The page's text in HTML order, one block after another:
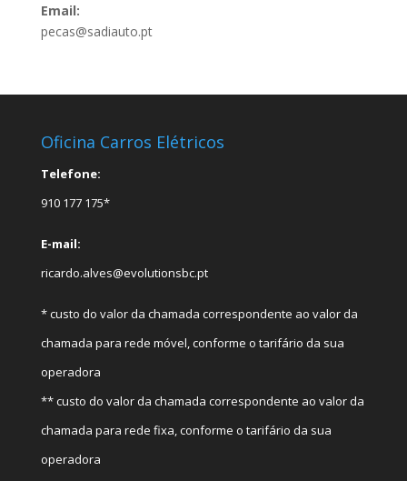
Email:
pecas@sadiauto.pt
Oficina Carros Elétricos
Telefone:
910 177 175*
E-mail:
ricardo.alves@evolutionsbc.pt
* custo do valor da chamada correspondente ao valor da
chamada para rede móvel, conforme o tarifário da sua
operadora
** custo do valor da chamada correspondente ao valor da
chamada para rede fixa, conforme o tarifário da sua
operadora